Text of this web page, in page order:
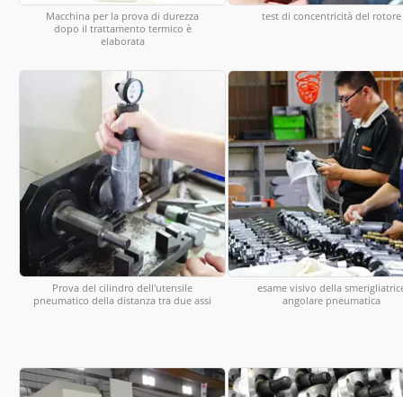
Macchina per la prova di durezza
dopo il trattamento termico è
elaborata
test di concentricità del rotore
Prova del cilindro dell'utensile
pneumatico della distanza tra due assi
esame visivo della
angolare pneumatica